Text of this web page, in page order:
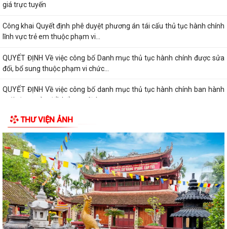
giá trực tuyến
Công khai Quyết định phê duyệt phương án tái cấu thủ tục hành chính
lĩnh vực trẻ em thuộc phạm vi...
QUYẾT ĐỊNH Về việc công bố Danh mục thủ tục hành chính được sửa
đổi, bổ sung thuộc phạm vi chức...
QUYẾT ĐỊNH Về việc công bố danh mục thủ tục hành chính ban hành
mới, được sửa đổi, bổ sung lĩnh vực...
Thông báo danh mục và lộ trình dự kiến hoàn thiện các TTHC chưa
đáp ứng đầy đủ Bộ tiêu chí trên Hệ...
QUYẾT ĐỊNH Về việc công bố thủ tục hành chính nội bộ mới ban hành
thuộc phạm vi chức năng quản lý...
CÔNG VĂN thực hiện TTHC trên hệ thống TTQGTTHC tập trung của Bộ
Tư pháp
Công khai niêm yết nội dung TTHC mới ban hành, được sửa đổi, bổ
sung lĩnh vực phát thanh truyền...
THƯ VIỆN ẢNH